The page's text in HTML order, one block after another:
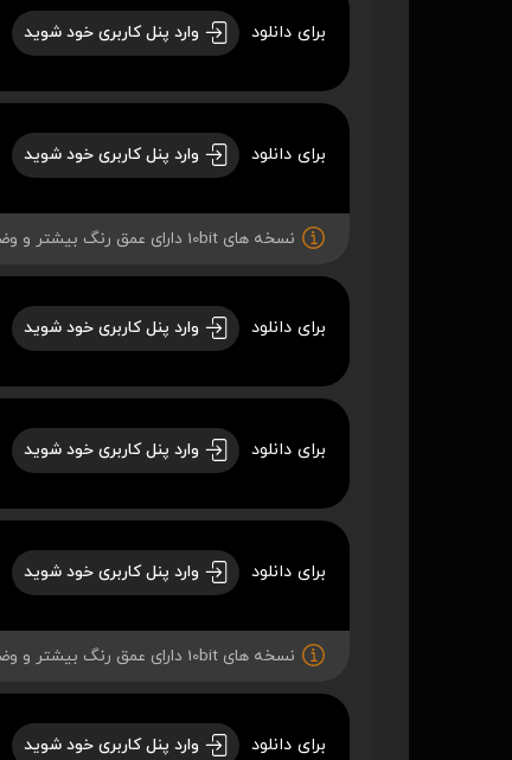
برای دانلود وارد پنل کاربری خود شوید
برای دانلود وارد پنل کاربری خود شوید
نسخه های 10bit دارای عمق رنگ بیشتر و وضوح بهتری میباشند.
برای دانلود وارد پنل کاربری خود شوید
برای دانلود وارد پنل کاربری خود شوید
برای دانلود وارد پنل کاربری خود شوید
نسخه های 10bit دارای عمق رنگ بیشتر و وضوح بهتری میباشند.
برای دانلود وارد پنل کاربری خود شوید